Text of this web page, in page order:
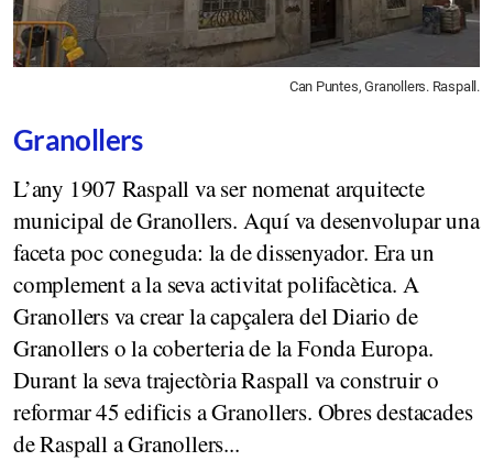
Can Puntes, Granollers. Raspall.
Granollers
L’any 1907 Raspall va ser nomenat arquitecte
municipal de Granollers. Aquí va desenvolupar una
faceta poc coneguda: la de dissenyador. Era un
complement a la seva activitat polifacètica. A
Granollers va crear la capçalera del Diario de
Granollers o la coberteria de la Fonda Europa.
Durant la seva trajectòria Raspall va construir o
reformar 45 edificis a Granollers. Obres destacades
de Raspall a Granollers...